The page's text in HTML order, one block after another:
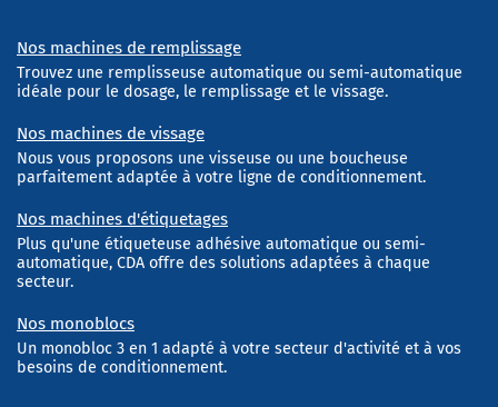
Nos machines de remplissage
Trouvez une remplisseuse automatique ou semi-automatique
idéale pour le dosage, le remplissage et le vissage.
Nos machines de vissage
Nous vous proposons une visseuse ou une boucheuse
parfaitement adaptée à votre ligne de conditionnement.
Nos machines d'étiquetages
Plus qu'une étiqueteuse adhésive automatique ou semi-
automatique, CDA offre des solutions adaptées à chaque
secteur.
Nos monoblocs
Un monobloc 3 en 1 adapté à votre secteur d'activité et à vos
besoins de conditionnement.